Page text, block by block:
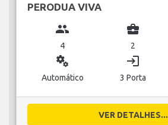
PERODUA VIVA
group
4
business_center
2
miscellaneous_services
Automático
login
3 Porta
VER DETALHES...